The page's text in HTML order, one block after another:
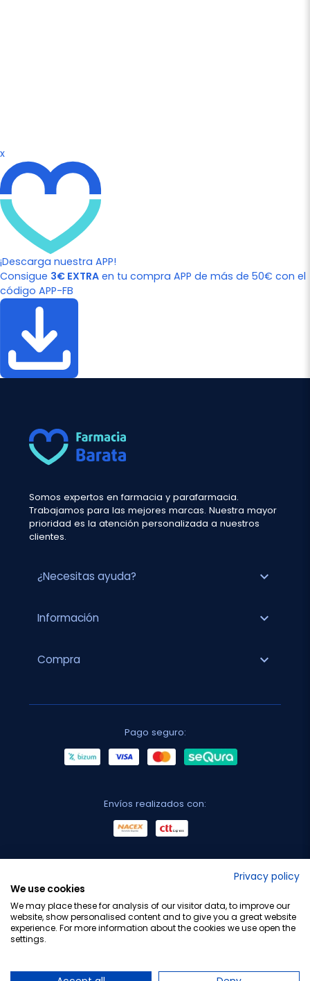
x
¡Descarga nuestra APP!
Consigue 3€ EXTRA en tu compra APP de más de 50€ con el
código APP-FB
Somos expertos en farmacia y parafarmacia.
Trabajamos para las mejores marcas. Nuestra mayor
prioridad es la atención personalizada a nuestros
clientes.
¿Necesitas ayuda? expand_more
Información expand_more
Compra expand_more
Pago seguro:
Envíos realizados con:
Privacy policy
We use cookies
We may place these for analysis of our visitor data, to improve our
website, show personalised content and to give you a great website
experience. For more information about the cookies we use open the
settings.